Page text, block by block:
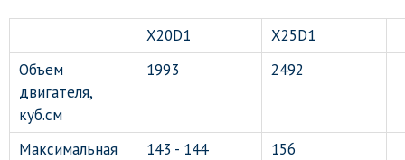
X20D1
X25D1
Объем
двигателя,
куб.см
1993 2492
Максимальная
143 - 144 156